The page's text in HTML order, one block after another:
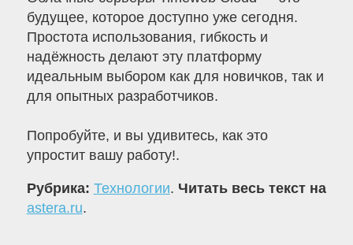
будущее, которое доступно уже сегодня.
Простота использования, гибкость и
надёжность делают эту платформу
идеальным выбором как для новичков, так и
для опытных разработчиков.
Попробуйте, и вы удивитесь, как это
упростит вашу работу!.
Рубрика: Технологии. Читать весь текст на
astera.ru.